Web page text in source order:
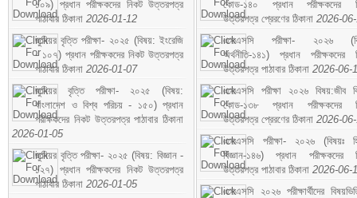
১০৯) প্রধান পরীক্ষকদের নিকট উত্তরপত্র
পাঠাবার ঠিকানা 2026-01-12
জুনিয়র বৃত্তি পরীক্ষা- ২০২৫ (বিষয়: ইংরেজি
- ১০৭) প্রধান পরীক্ষকদের নিকট উত্তরপত্র
পাঠাবার ঠিকানা 2026-01-07
জুনিয়র বৃত্তি পরীক্ষা- ২০২৫ (বিষয়:
বাংলাদেশ ও বিশ্ব পরিচয় - ১৫০) প্রধান
পরীক্ষকদের নিকট উত্তরপত্র পাঠাবার ঠিকানা
2026-01-05
জুনিয়র বৃত্তি পরীক্ষা- ২০২৫ (বিষয়: বিজ্ঞান -
১২৭) প্রধান পরীক্ষকদের নিকট উত্তরপত্র
পাঠাবার ঠিকানা 2026-01-05
কোড-১৪০ প্রধান পরীক্ষকদের
উত্তরপত্র প্রেরণের ঠিকানা 2026-
এসএসসি পরীক্ষা- ২০২৬
অর্থনীতি-১৪১) প্রধান পরীক্ষকদের
উত্তরপত্র পাঠাবার ঠিকানা 2026-06-
এসএসসি পরীক্ষা ২০২৬ বিষয়:জীব
কোড-১৩৮ প্রধান পরীক্ষকদের
উত্তরপত্র প্রেরণের ঠিকানা 2026-
এসএসসি পরীক্ষা- ২০২৬ (বিষয়ঃ
বিজ্ঞান-১৪৬) প্রধান পরীক্ষকদের
উত্তরপত্র পাঠাবার ঠিকানা 2026-06-
এসএসসি ২০২৬ পরীক্ষার্থীদের